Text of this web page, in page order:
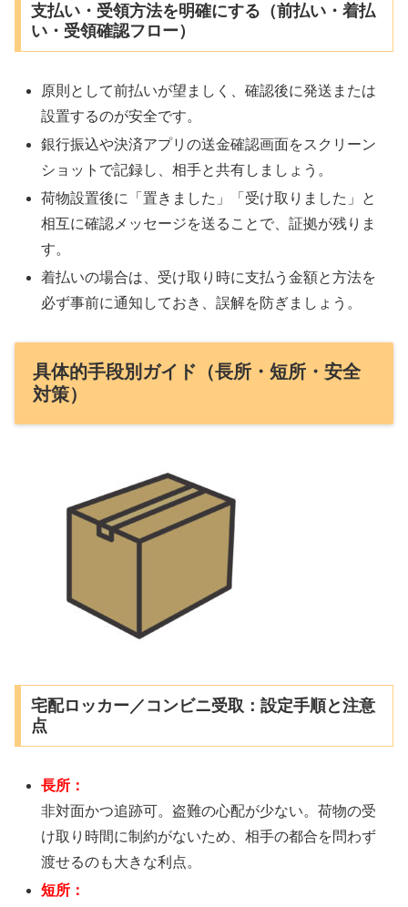
支払い・受領方法を明確にする（前払い・着払
い・受領確認フロー）
原則として前払いが望ましく、確認後に発送または
設置するのが安全です。
銀行振込や決済アプリの送金確認画面をスクリーン
ショットで記録し、相手と共有しましょう。
荷物設置後に「置きました」「受け取りました」と
相互に確認メッセージを送ることで、証拠が残りま
す。
着払いの場合は、受け取り時に支払う金額と方法を
必ず事前に通知しておき、誤解を防ぎましょう。
具体的手段別ガイド（長所・短所・安全
対策）
宅配ロッカー／コンビニ受取：設定手順と注意
点
長所：
非対面かつ追跡可。盗難の心配が少ない。荷物の受
け取り時間に制約がないため、相手の都合を問わず
渡せるのも大きな利点。
短所：